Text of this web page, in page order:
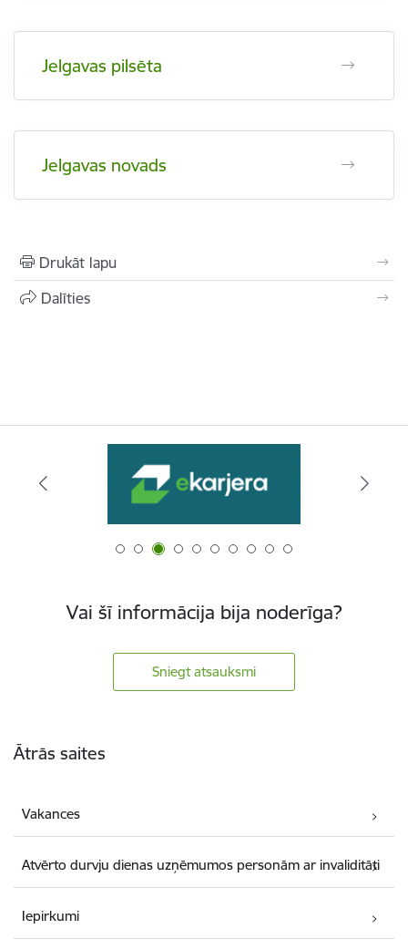
Jelgavas pilsēta
Jelgavas novads
Drukāt lapu
Dalīties
Vai šī informācija bija noderīga?
Sniegt atsauksmi
Ātrās saites
Vakances
Atvērto durvju dienas uzņēmumos personām ar invaliditāti
Iepirkumi